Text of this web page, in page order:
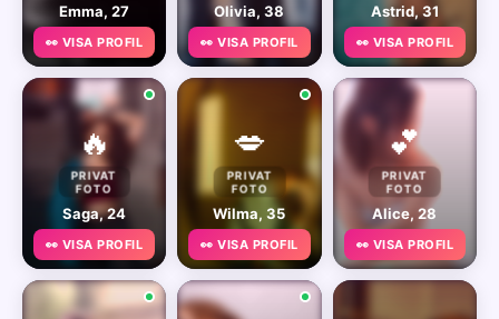
Emma, 27
👀 VISA PROFIL
Olivia, 38
👀 VISA PROFIL
Astrid, 31
👀 VISA PROFIL
🔥
PRIVAT
FOTO
Saga, 24
👀 VISA PROFIL
💋
PRIVAT
FOTO
Wilma, 35
👀 VISA PROFIL
💕
PRIVAT
FOTO
Alice, 28
👀 VISA PROFIL